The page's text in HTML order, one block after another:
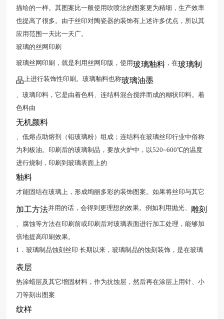
描绘的一样。其图案比一般使用吹喷法的图案更为精细，生产效率
也提高了很多。由于丝印对陶瓷器的装饰有上述许多优点，所以其
应用范围一天比一天广。
玻璃的丝网印刷
玻璃丝网印刷，就是利用丝网印版，使用玻璃釉料 ，在玻璃制
品 上进行装饰性印刷。玻璃釉料也称玻璃油墨
、玻璃印料，它是由着色料、连结料混合搅拌而成的糊状印料。着
色料由
无机颜料
、低熔点助熔剂（铅玻璃粉）组成；连结料在玻璃丝印行业中俗称
为利板油。印刷后的玻璃制品，要放火炉中，以520~600℃的温度
进行烧制，印刷到玻璃表面上的
釉料
才能固结在玻璃上，形成绚丽多彩的装饰图案。如果将丝印与其它
加工方法并用的话，会得到更理想的效果。例如利用抛光、 雕刻
、腐蚀等方法在印刷前或印刷后对玻璃表面进行加工处理，能够加
倍地提高印刷效果。
1．玻璃制品蚀刻丝印 长期以来，玻璃制品的蚀刻装饰，是在玻璃
表层
热涂蜡层及其它增固材料，作为抗蚀层，然后再在涂层上用针、小
刀等刻出图案
纹样